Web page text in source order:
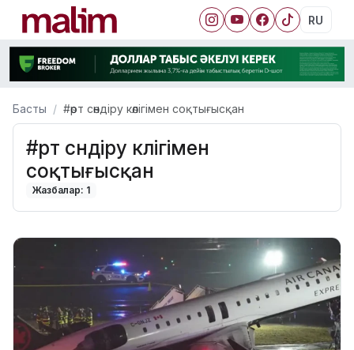
RU
Басты #өрт сөндіру көлігімен соқтығысқан
#өрт сөндіру көлігімен
соқтығысқан
Жазбалар: 1